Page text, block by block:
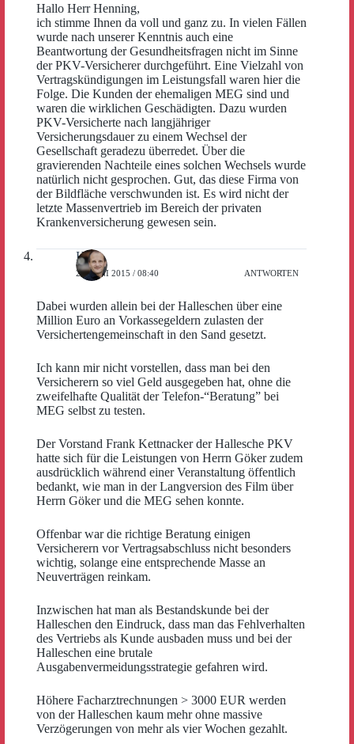
Hallo Herr Henning,
ich stimme Ihnen da voll und ganz zu. In vielen Fällen
wurde nach unserer Kenntnis auch eine
Beantwortung der Gesundheitsfragen nicht im Sinne
der PKV-Versicherer durchgeführt. Eine Vielzahl von
Vertragskündigungen im Leistungsfall waren hier die
Folge. Die Kunden der ehemaligen MEG sind und
waren die wirklichen Geschädigten. Dazu wurden
PKV-Versicherte nach langjähriger
Versicherungsdauer zu einem Wechsel der
Gesellschaft geradezu überredet. Über die
gravierenden Nachteile eines solchen Wechsels wurde
natürlich nicht gesprochen. Gut, das diese Firma von
der Bildfläche verschwunden ist. Es wird nicht der
letzte Massenvertrieb im Bereich der privaten
Krankenversicherung gewesen sein.
Hans
23. JUNI 2015 / 08:40 ANTWORTEN
Dabei wurden allein bei der Halleschen über eine
Million Euro an Vorkassegeldern zulasten der
Versichertengemeinschaft in den Sand gesetzt.
Ich kann mir nicht vorstellen, dass man bei den
Versicherern so viel Geld ausgegeben hat, ohne die
zweifelhafte Qualität der Telefon-“Beratung” bei
MEG selbst zu testen.
Der Vorstand Frank Kettnacker der Hallesche PKV
hatte sich für die Leistungen von Herrn Göker zudem
ausdrücklich während einer Veranstaltung öffentlich
bedankt, wie man in der Langversion des Film über
Herrn Göker und die MEG sehen konnte.
Offenbar war die richtige Beratung einigen
Versicherern vor Vertragsabschluss nicht besonders
wichtig, solange eine entsprechende Masse an
Neuverträgen reinkam.
Inzwischen hat man als Bestandskunde bei der
Halleschen den Eindruck, dass man das Fehlverhalten
des Vertriebs als Kunde ausbaden muss und bei der
Halleschen eine brutale
Ausgabenvermeidungsstrategie gefahren wird.
Höhere Facharztrechnungen > 3000 EUR werden
von der Halleschen kaum mehr ohne massive
Verzögerungen von mehr als vier Wochen gezahlt.